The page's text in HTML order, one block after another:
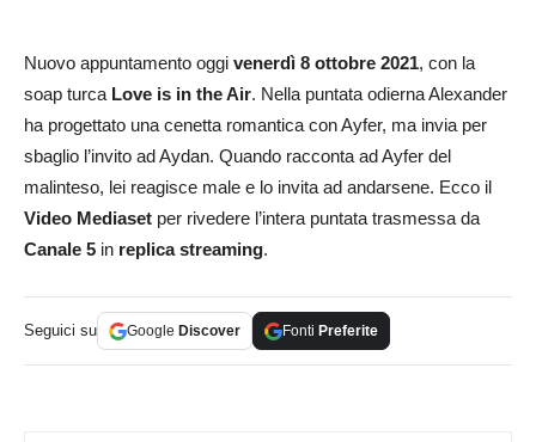
Nuovo appuntamento oggi venerdì 8 ottobre 2021, con la
soap turca Love is in the Air. Nella puntata odierna Alexander
ha progettato una cenetta romantica con Ayfer, ma invia per
sbaglio l’invito ad Aydan. Quando racconta ad Ayfer del
malinteso, lei reagisce male e lo invita ad andarsene. Ecco il
Video Mediaset per rivedere l’intera puntata trasmessa da
Canale 5 in replica streaming.
Seguici su Google Discover Fonti Preferite